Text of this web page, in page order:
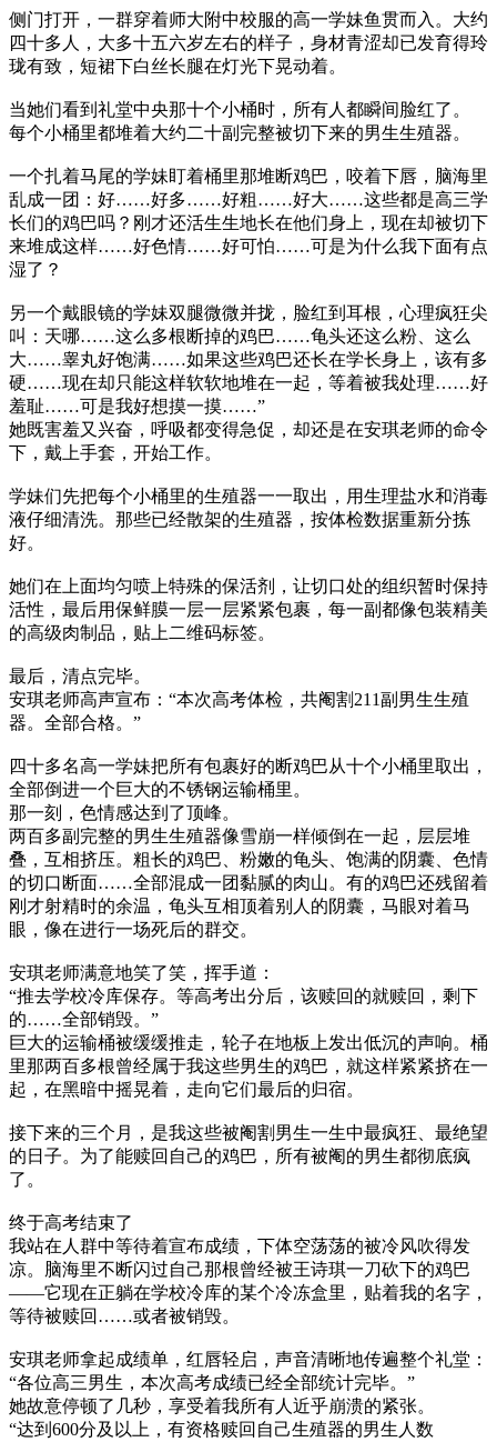
侧门打开，一群穿着师大附中校服的高一学妹鱼贯而入。大约
四十多人，大多十五六岁左右的样子，身材青涩却已发育得玲
珑有致，短裙下白丝长腿在灯光下晃动着。
当她们看到礼堂中央那十个小桶时，所有人都瞬间脸红了。
每个小桶里都堆着大约二十副完整被切下来的男生生殖器。
一个扎着马尾的学妹盯着桶里那堆断鸡巴，咬着下唇，脑海里
乱成一团：好……好多……好粗……好大……这些都是高三学
长们的鸡巴吗？刚才还活生生地长在他们身上，现在却被切下
来堆成这样……好色情……好可怕……可是为什么我下面有点
湿了？
另一个戴眼镜的学妹双腿微微并拢，脸红到耳根，心理疯狂尖
叫：天哪……这么多根断掉的鸡巴……龟头还这么粉、这么
大……睾丸好饱满……如果这些鸡巴还长在学长身上，该有多
硬……现在却只能这样软软地堆在一起，等着被我处理……好
羞耻……可是我好想摸一摸……”
她既害羞又兴奋，呼吸都变得急促，却还是在安琪老师的命令
下，戴上手套，开始工作。
学妹们先把每个小桶里的生殖器一一取出，用生理盐水和消毒
液仔细清洗。那些已经散架的生殖器，按体检数据重新分拣
好。
她们在上面均匀喷上特殊的保活剂，让切口处的组织暂时保持
活性，最后用保鲜膜一层一层紧紧包裹，每一副都像包装精美
的高级肉制品，贴上二维码标签。
最后，清点完毕。
安琪老师高声宣布：“本次高考体检，共阉割211副男生生殖
器。全部合格。”
四十多名高一学妹把所有包裹好的断鸡巴从十个小桶里取出，
全部倒进一个巨大的不锈钢运输桶里。
那一刻，色情感达到了顶峰。
两百多副完整的男生生殖器像雪崩一样倾倒在一起，层层堆
叠，互相挤压。粗长的鸡巴、粉嫩的龟头、饱满的阴囊、色情
的切口断面……全部混成一团黏腻的肉山。有的鸡巴还残留着
刚才射精时的余温，龟头互相顶着别人的阴囊，马眼对着马
眼，像在进行一场死后的群交。
安琪老师满意地笑了笑，挥手道：
“推去学校冷库保存。等高考出分后，该赎回的就赎回，剩下
的……全部销毁。”
巨大的运输桶被缓缓推走，轮子在地板上发出低沉的声响。桶
里那两百多根曾经属于我这些男生的鸡巴，就这样紧紧挤在一
起，在黑暗中摇晃着，走向它们最后的归宿。
接下来的三个月，是我这些被阉割男生一生中最疯狂、最绝望
的日子。为了能赎回自己的鸡巴，所有被阉的男生都彻底疯
了。
终于高考结束了
我站在人群中等待着宣布成绩，下体空荡荡的被冷风吹得发
凉。脑海里不断闪过自己那根曾经被王诗琪一刀砍下的鸡巴
——它现在正躺在学校冷库的某个冷冻盒里，贴着我的名字，
等待被赎回……或者被销毁。
安琪老师拿起成绩单，红唇轻启，声音清晰地传遍整个礼堂：
“各位高三男生，本次高考成绩已经全部统计完毕。”
她故意停顿了几秒，享受着我所有人近乎崩溃的紧张。
“达到600分及以上，有资格赎回自己生殖器的男生人数